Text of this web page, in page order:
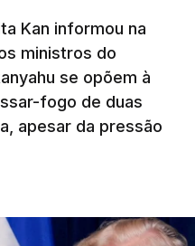
Kan informou na
ministros do
se opõem à
fogo de duas
apesar da pressão